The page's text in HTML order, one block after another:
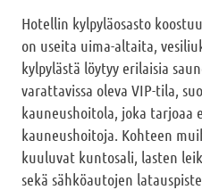
Hotellin kylpyläosasto
on useita uima-altaita,
kylpylästä löytyy erilaisia
varattavissa oleva VIP-tila,
kauneushoitola, joka tarjoaa
kauneushoitoja. Kohteen
kuuluvat kuntosali, lasten
sekä sähköautojen